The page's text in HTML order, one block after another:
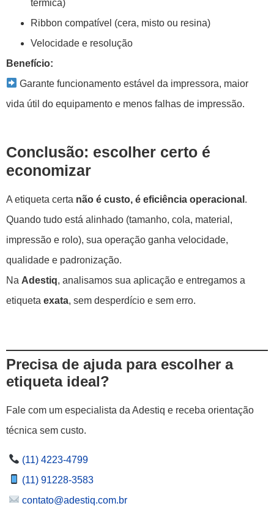
térmica)
Ribbon compatível (cera, misto ou resina)
Velocidade e resolução
Benefício:
Garante funcionamento estável da impressora, maior
vida útil do equipamento e menos falhas de impressão.
Conclusão: escolher certo é
economizar
A etiqueta certa não é custo, é eficiência operacional .
Quando tudo está alinhado (tamanho, cola, material,
impressão e rolo), sua operação ganha velocidade,
qualidade e padronização.
Na Adestiq, analisamos sua aplicação e entregamos a
etiqueta exata, sem desperdício e sem erro.
Precisa de ajuda para escolher a
etiqueta ideal?
Fale com um especialista da Adestiq e receba orientação
técnica sem custo.
(11) 4223-4799
(11) 91228-3583
contato@adestiq.com.br